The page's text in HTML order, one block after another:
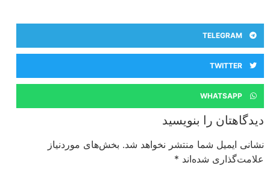
TELEGRAM
TWITTER
WHATSAPP
دیدگاهتان را بنویسید
نشانی ایمیل شما منتشر نخواهد شد. بخش‌های موردنیاز
علامت‌گذاری شده‌اند*